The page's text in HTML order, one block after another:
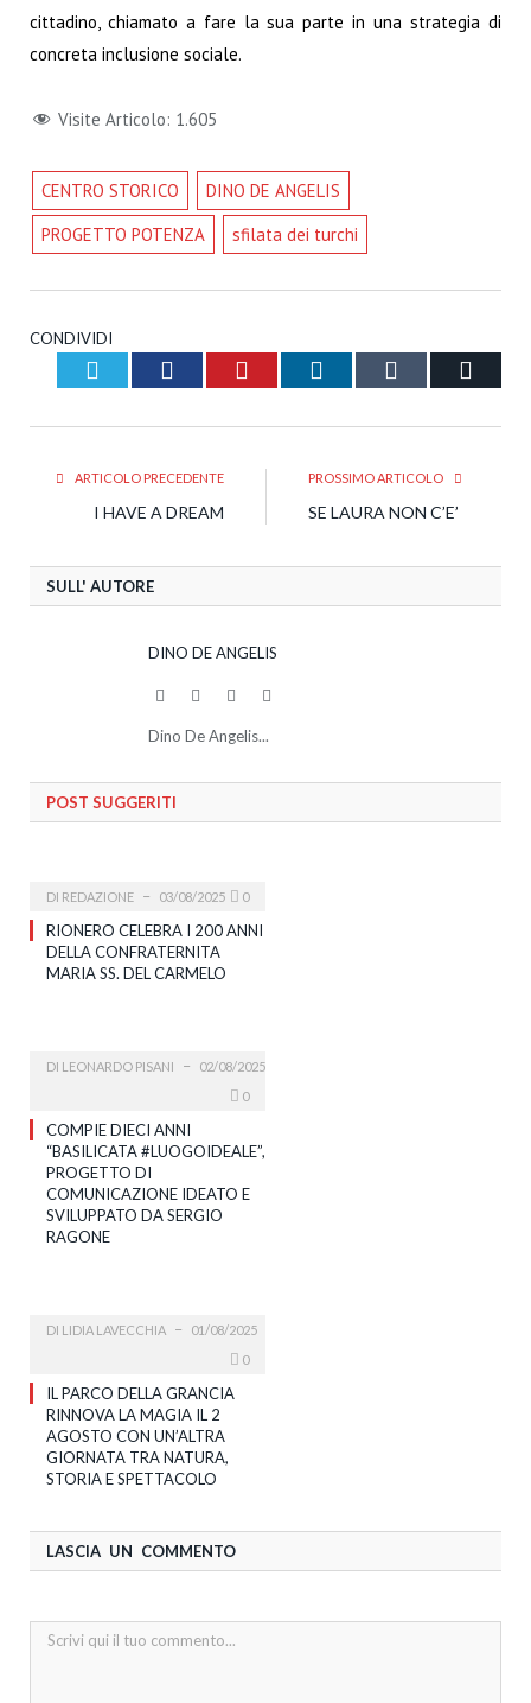
cittadino, chiamato a fare la sua parte in una strategia di
concreta inclusione sociale.
Visite Articolo: 1.605
CENTRO STORICO
DINO DE ANGELIS
PROGETTO POTENZA
sfilata dei turchi
CONDIVIDI
Twitter Facebook Pinterest LinkedIn Tumblr
ARTICOLO PRECEDENTE
I HAVE A DREAM
PROSSIMO ARTICOLO
SE LAURA NON C’E’
SULL' AUTORE
DINO DE ANGELIS
WebsiteFacebookTwitter
Dino De Angelis...
POST SUGGERITI
DI REDAZIONE 03/08/2025 0
RIONERO CELEBRA I 200 ANNI
DELLA CONFRATERNITA
MARIA SS. DEL CARMELO
DI LEONARDO PISANI
02/08/2025
0
COMPIE DIECI ANNI
“BASILICATA #LUOGOIDEALE”,
PROGETTO DI
COMUNICAZIONE IDEATO E
SVILUPPATO DA SERGIO
RAGONE
DI LIDIA LAVECCHIA
01/08/2025
0
IL PARCO DELLA GRANCIA
RINNOVA LA MAGIA IL 2
AGOSTO CON UN’ALTRA
GIORNATA TRA NATURA,
STORIA E SPETTACOLO
LASCIA UN COMMENTO